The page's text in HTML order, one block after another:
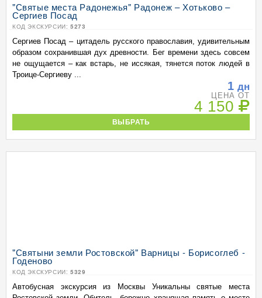
"Святые места Радонежья" Радонеж – Хотьково –
Сергиев Посад
КОД ЭКСКУРСИИ: 5273
Сергиев Посад – цитадель русского православия, удивительным
образом сохранившая дух древности. Бег времени здесь совсем
не ощущается – как встарь, не иссякая, тянется поток людей в
Троице-Сергиеву ...
1 дн
ЦЕНА ОТ
4 150
ВЫБРАТЬ
"Святыни земли Ростовской" Варницы - Борисоглеб -
Годеново
КОД ЭКСКУРСИИ: 5329
Автобусная экскурсия из Москвы Уникальны святые места